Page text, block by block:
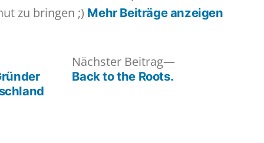
zu bringen ;) Mehr Beiträge anzeigen
Nächster Beitrag
Nächster
Back to the Roots.